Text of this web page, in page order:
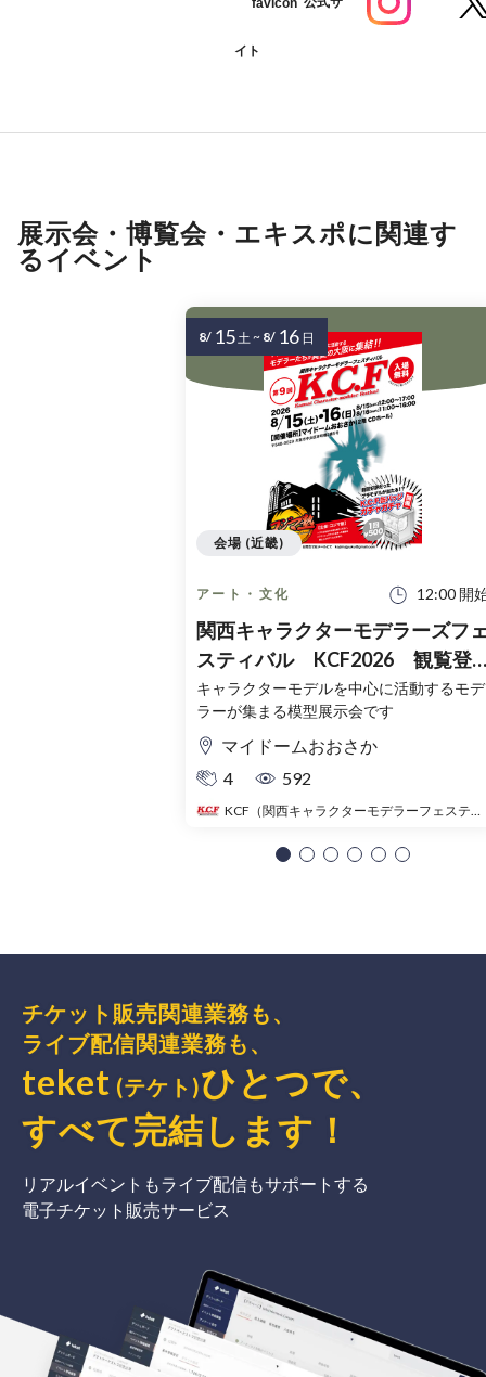
イト
展示会・博覧会・エキスポに関連す
るイベント
アート・文化 12:00 開
関西キャラクターモデラーズフ
スティバル KCF2026 観覧登
録チケット（無料）
キャラクターモデルを中心に活動するモデ
ラーが集まる模型展示会です
マイドームおおさか
4
592
会場 (近畿)
8/ 15土~ 8/ 16 日
チケット販売関連業務も、
ライブ配信関連業務も、
teket (テケト)ひとつで、
すべて完結 します ！
リアルイベントもライブ配信もサポートする
電子チケット販売サービス